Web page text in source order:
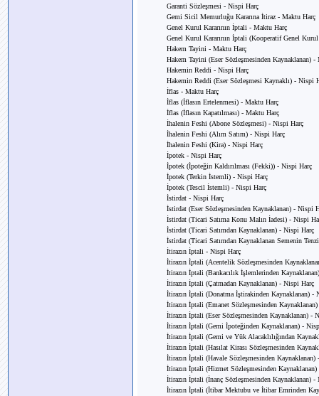
Garanti Sözleşmesi - Nispi Harç
Gemi Sicil Memurluğu Kararına İtiraz - Maktu Harç
Genel Kurul Kararının İptali - Maktu Harç
Genel Kurul Kararının İptali (Kooperatif Genel
Hakem Tayini - Maktu Harç
Hakem Tayini (Eser Sözleşmesinden Kaynaklanan) -
Hakemin Reddi - Nispi Harç
Hakemin Reddi (Eser Sözleşmesi Kaynaklı) - Nispi
İflas - Maktu Harç
İflas (İflasın Ertelenmesi) - Maktu Harç
İflas (İflasın Kapatılması) - Maktu Harç
İhalenin Feshi (Abone Sözleşmesi) - Nispi Harç
İhalenin Feshi (Alım Satım) - Nispi Harç
İhalenin Feshi (Kira) - Nispi Harç
İpotek - Nispi Harç
İpotek (İpoteğin Kaldırılması (Fekki)) - Nispi Harç
İpotek (Terkin İstemli) - Nispi Harç
İpotek (Tescil İstemli) - Nispi Harç
İstirdat - Nispi Harç
İstirdat (Eser Sözleşmesinden Kaynaklanan) - Nispi
İstirdat (Ticari Satıma Konu Malın İadesi) - Nispi
İstirdat (Ticari Satımdan Kaynaklanan) - Nispi Harç
İstirdat (Ticari Satımdan Kaynaklanan Semenin
İtirazın İptali - Nispi Harç
İtirazın İptali (Acentelik Sözleşmesinden
İtirazın İptali (Bankacılık İşlemlerinden
İtirazın İptali (Çatmadan Kaynaklanan) - Nispi Harç
İtirazın İptali (Donatma İştirakinden Kaynaklanan) -
İtirazın İptali (Emanet Sözleşmesinden
İtirazın İptali (Eser Sözleşmesinden Kaynaklanan) -
İtirazın İptali (Gemi İpoteğinden Kaynaklanan) -
İtirazın İptali (Gemi ve Yük Alacaklılığından
İtirazın İptali (Hasılat Kirası Sözleşmesinden
İtirazın İptali (Havale Sözleşmesinden Kaynaklanan)
İtirazın İptali (Hizmet Sözleşmesinden
İtirazın İptali (İnanç Sözleşmesinden Kaynaklanan) -
İtirazın İptali (İtibar Mektubu ve İtibar Emrinden